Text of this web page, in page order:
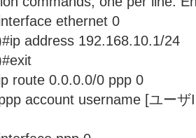
ethernet 0
address 192.168.10.1/24
route 0.0.0.0/0 ppp 0
account username [ユー